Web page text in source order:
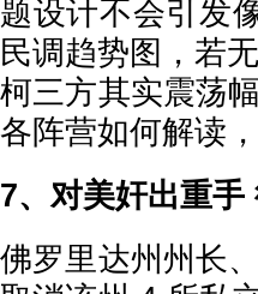
题设计不会引发
民调趋势图，若
柯三方其实震荡
各阵营如何解读
7、对美奸出重手
佛罗里达州州长